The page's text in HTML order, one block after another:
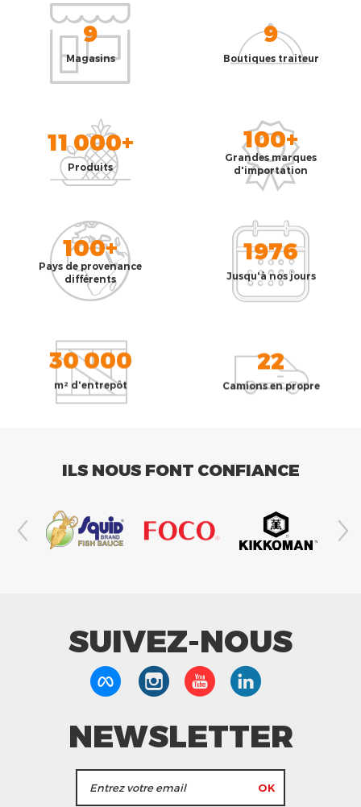
9
Magasins
9
Boutiques traiteur
11 000+
Produits
100+
Grandes marques
d'importation
100+
Pays de provenance
différents
1976
Jusqu'à nos jours
30 000
m² d'entrepôt
22
Camions en propre
ILS NOUS FONT CONFIANCE
SUIVEZ-NOUS
NEWSLETTER